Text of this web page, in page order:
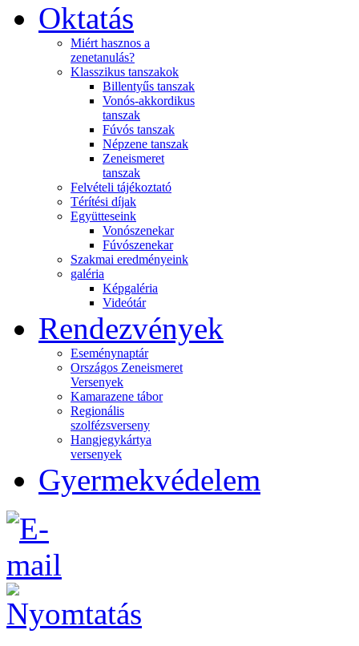
Oktatás
Miért hasznos a
zenetanulás?
Klasszikus tanszakok
Billentyűs tanszak
Vonós-akkordikus
tanszak
Fúvós tanszak
Népzene tanszak
Zeneismeret
tanszak
Felvételi tájékoztató
Térítési díjak
Együtteseink
Vonószenekar
Fúvószenekar
Szakmai eredményeink
galéria
Képgaléria
Videótár
Rendezvények
Eseménynaptár
Országos Zeneismeret
Versenyek
Kamarazene tábor
Regionális
szolfézsverseny
Hangjegykártya
versenyek
Gyermekvédelem